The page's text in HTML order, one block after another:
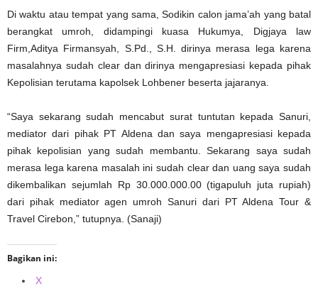
Di waktu atau tempat yang sama, Sodikin calon jama’ah yang batal
berangkat umroh, didampingi kuasa Hukumya, Digjaya law
Firm,Aditya Firmansyah, S.Pd., S.H. dirinya merasa lega karena
masalahnya sudah clear dan dirinya mengapresiasi kepada pihak
Kepolisian terutama kapolsek Lohbener beserta jajaranya.
“Saya sekarang sudah mencabut surat tuntutan kepada Sanuri,
mediator dari pihak PT Aldena dan saya mengapresiasi kepada
pihak kepolisian yang sudah membantu. Sekarang saya sudah
merasa lega karena masalah ini sudah clear dan uang saya sudah
dikembalikan sejumlah Rp 30.000.000.00 (tigapuluh juta rupiah)
dari pihak mediator agen umroh Sanuri dari PT Aldena Tour &
Travel Cirebon,” tutupnya. (Sanaji)
Bagikan ini:
X